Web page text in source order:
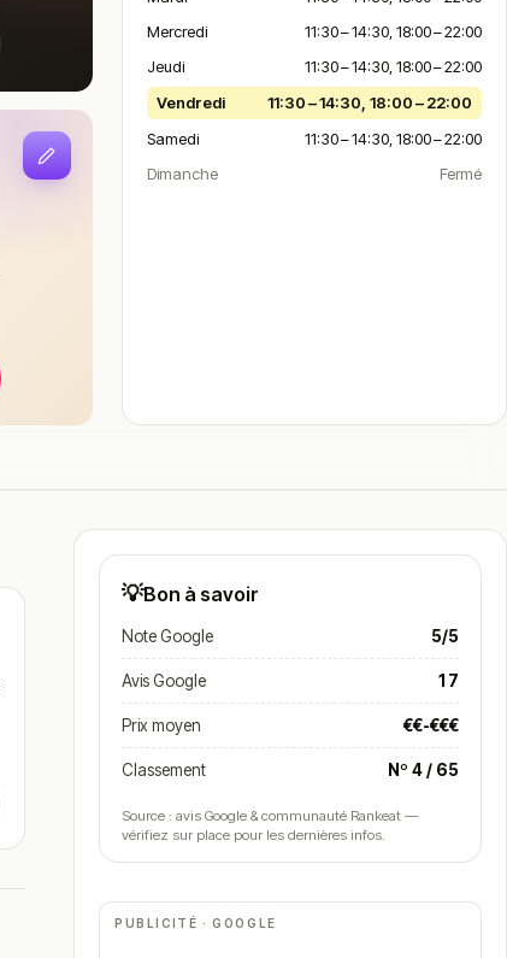
Mercredi
11:30 – 14:30, 18:00 – 22:00
Jeudi
11:30 – 14:30, 18:00 – 22:00
Vendredi
11:30 – 14:30, 18:00 – 22:00
Samedi
11:30 – 14:30, 18:00 – 22:00
Dimanche
Fermé
💡Bon à savoir
Note Google 5/5
Avis Google 17
Prix moyen €€-€€€
Classement Nº 4 / 65
Source : avis Google & communauté Rankeat —
vérifiez sur place pour les dernières infos.
PUBLICITÉ · GOOGLE